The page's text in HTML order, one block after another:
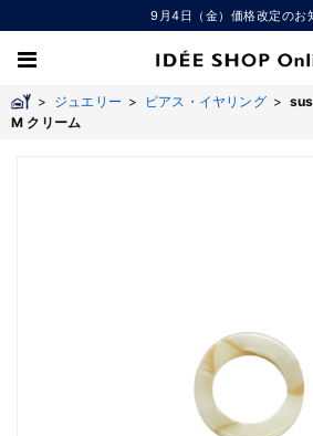
9月4日（金）価格改定のお
> ジュエリー > ピアス・イヤリング>
M クリーム